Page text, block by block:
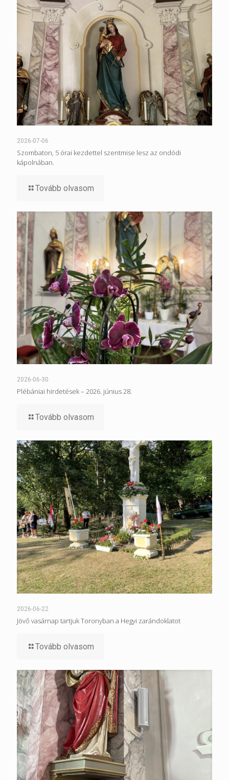
2026-07-06
Szombaton, 5 órai kezdettel szentmise lesz az ondódi
kápolnában.
Tovább olvasom
2026-06-30
Plébániai hirdetések – 2026. június 28.
Tovább olvasom
2026-06-22
Jövő vasárnap tartjuk Toronyban a Hegyi zarándoklatot
Tovább olvasom